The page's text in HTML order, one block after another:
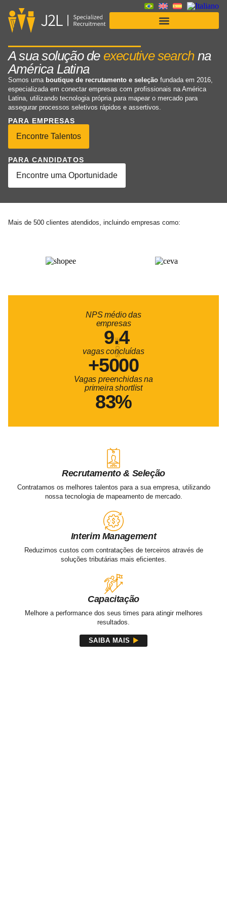
A sua solução de executive searchna
América Latina
Somos uma boutique de recrutamento e seleção fundada em 2016,
especializada em conectar empresas com profissionais na América
Latina, utilizando tecnologia própria para mapear o mercado para
assegurar processos seletivos rápidos e assertivos.
PARA EMPRESAS
Encontre Talentos
PARA CANDIDATOS
Encontre uma Oportunidade
Mais de 500 clientes atendidos, incluindo empresas como:
NPS médio das
empresas
SCORE
9.4
vagas concluídas
+5000
Vagas preenchidas na
primeira shortlist
83%
NossosServiços
Recrutamento & Seleção
Contratamos os melhores talentos para a sua empresa, utilizando
nossa tecnologia de mapeamento de mercado.
SAIBA MAIS
Interim Management
Reduzimos custos com contratações de terceiros através de
soluções tributárias mais eficientes.
SAIBA MAIS
Capacitação
Melhore a performance dos seus times para atingir melhores
resultados.
SAIBA MAIS